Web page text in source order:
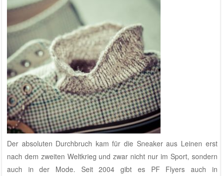
Der absoluten Durchbruch kam für die Sneaker aus Leinen erst
nach dem zweiten Weltkrieg und zwar nicht nur im Sport, sondern
auch in der Mode. Seit 2004 gibt es PF Flyers auch in